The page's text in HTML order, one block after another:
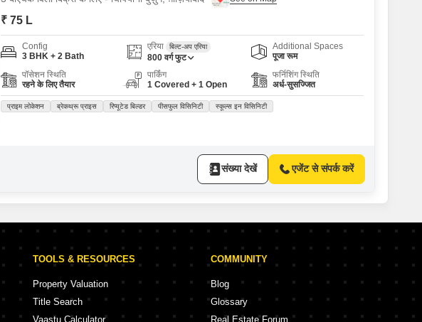
₹ 75 L
Config
3 BHK + 2 Bath
एरिया बिल्ट-अप एरिया
800 वर्ग फुट
Additional Spaces
पूजा रूम
पॉसेशन स्थिति
रहने के लिए तैयार
पार्किंग
1 Covered + 1 Open
फर्निशिंग स्थिति
अर्ध-सुसज्जित
प्राइम लोकेशन ब्रेकथ्रू प्राइस रिप्यूटेड बिल्डर पीसफुल विसिनिटी स्कूल्स इन विसिनिटी
संख्या देखें एजेंट से संपर्क करें
TOOLS & RESOURCES
Property Valuation
Title Search
Vaastu Calculator
COMMUNITY
Blog
Glossary
Real Estate Forum